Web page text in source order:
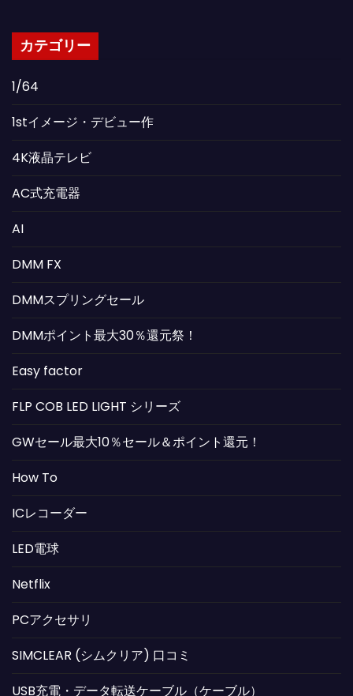
カテゴリー
1/64
1stイメージ・デビュー作
4K液晶テレビ
AC式充電器
AI
DMM FX
DMMスプリングセール
DMMポイント最大30％還元祭！
Easy factor
FLP COB LED LIGHT シリーズ
GWセール最大10％セール＆ポイント還元！
How To
ICレコーダー
LED電球
Netflix
PCアクセサリ
SIMCLEAR (シムクリア) 口コミ
USB充電・データ転送ケーブル（ケーブル）